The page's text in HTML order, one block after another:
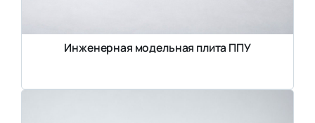
Инженерная модельная плита ППУ